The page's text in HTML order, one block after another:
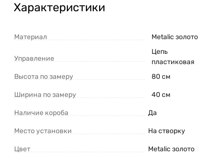
Характеристики
Материал Metalic золото
Управление
Цепь
пластиковая
Высота по замеру
80 см
Ширина по замеру 40 см
Наличие короба Да
Место установки На створку
Цвет Metalic золото